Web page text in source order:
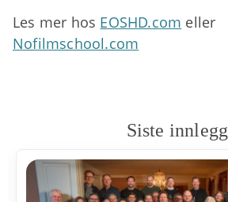
Les mer hos EOSHD.com eller
Nofilmschool.com
Siste innlegg